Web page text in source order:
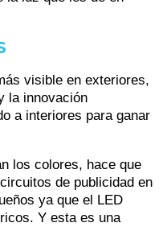
visible en exteriores,
la innovación
a interiores para ganar
los colores, hace que
de publicidad en
ya que el LED
Y esta es una